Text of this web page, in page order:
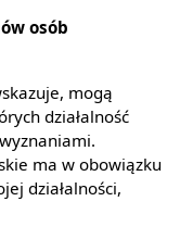
osób
mogą
działalność
ma w obowiązku
działalności,